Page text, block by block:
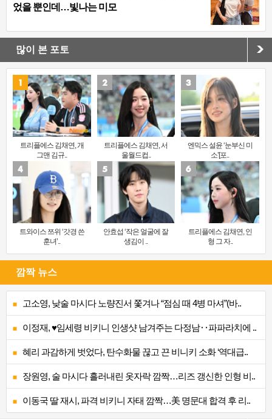
었을 뿐인데…빛나는 미모
많이 본 포토
트리플에스 김채연, 개
그맨 김규..
트리플에스 김채연, 서
울월드컵..
엔믹스 설윤 ‘눈부신 미
소’[포..
트와이스 쯔위 ‘갓경 쓴
훈녀’..
안효섭 ‘작은 얼굴에 잘
생김이 ..
트리플에스 김채연, 인
형 그 자..
깜짝 뉴스
고소영, 낮술 마시다 노량진서 쫓겨나 “점심 때 4병 마셔”(바..
이정재, ♥임세령 비키니 인생샷 남겨주는 다정남‥파파라치에 ..
혜리 과감하게 벗었다, 탄수화물 끊고 끈 비니키 소화 ‘역대급..
장원영, 술 마시다 흘러내린 옷자락 깜짝…리즈 갱신한 인형 비..
이동국 딸 재시, 파격 비키니 자태 깜짝…美 명문대 합격 후 리..